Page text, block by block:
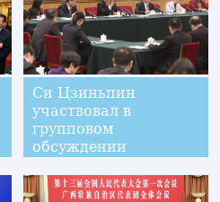
Си Цзиньпин
участвовал в
групповом
обсуждении
Гуандун в рамках 1-й